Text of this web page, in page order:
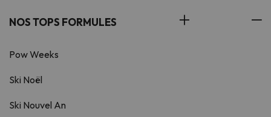
NOS TOPS FORMULES
Pow Weeks
Ski Noël
Ski Nouvel An